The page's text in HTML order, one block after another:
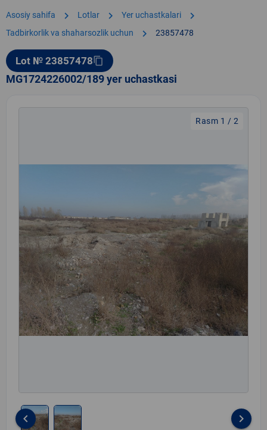
Asosiy sahifa chevron_right Lotlar chevron_right Yer uchastkalari chevron_right
Tadbirkorlik va shaharsozlik uchun chevron_right 23857478
Lot № 23857478content_copy
MG1724226002/189 yer uchastkasi
Rasm 1 / 2
keyboard_arrow_left keyboard_arrow_right